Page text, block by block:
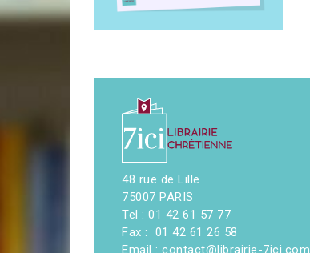
48 rue de Lille
75007 PARIS
Tel : 01 42 61 57 77
Fax : 01 42 61 26 58
Email : contact@librairie-7ici.com